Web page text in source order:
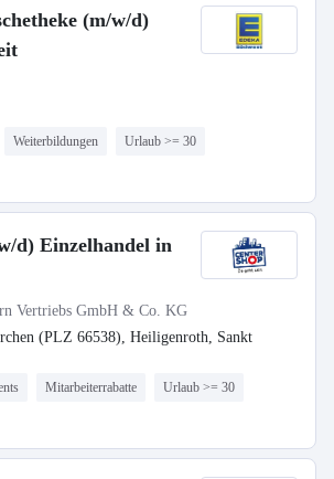
(m/w/d)
Weiterbildungen Urlaub >= 30
d) Einzelhandel in
Vertriebs GmbH & Co. KG
(PLZ 66538), Heiligenroth, Sankt
Mitarbeiterrabatte Urlaub >= 30